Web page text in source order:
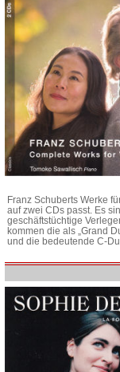
Franz Schuberts Werke
auf zwei CDs passt. Es
geschäftstüchtige
kommen die als „Grand
und die bedeutende C-